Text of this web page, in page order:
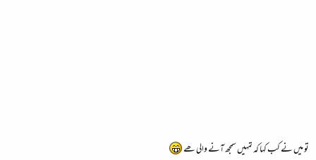
تو میں نے کب کہا کہ تمہیں سمجھ آنے والی ھے